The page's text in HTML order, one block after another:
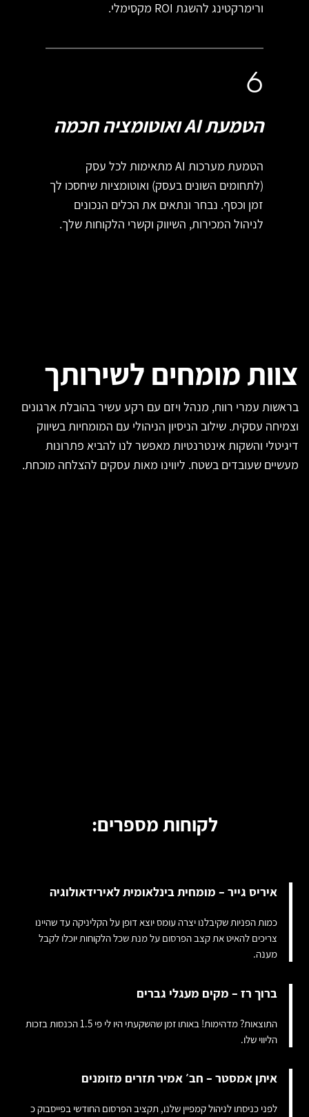
ורימרקטינג להשגת ROI מקסימלי.
6
הטמעת AI ואוטומציה חכמה
הטמעת מערכות AI מתאימות לכל עסק
(לתחומים השונים בעסק) ואוטומציות שיחסכו לך
זמן וכסף. נבחר ונתאים את הכלים הנכונים
לניהול המכירות, השיווק וקשרי הלקוחות שלך.
צוות מומחים לשירותך
בראשות עמרי רווח, מנהל ויזם עם רקע עשיר בהובלת ארגונים
וצמיחה עסקית. שילוב הניסיון הניהולי עם המומחיות בשיווק
דיגיטלי והשקות אינטרנטיות מאפשר לנו להביא פתרונות
מעשיים שעובדים בשטח. ליווינו מאות עסקים להצלחה מוכחת.
לקוחות מספרים:
איריס גייר – מומחית בינלאומית לאירידאולוגיה
כמות הפניות שקיבלנו יצרה עומס יוצא דופן על הקליניקה עד שהיינו
צריכים להאיט את קצב הפרסום על מנת שכל הלקוחות יוכלו לקבל
מענה.
ברוך רז – מקים מעגלי גברים
התוצאות? מדהימות! באותו זמן שהשקעתי היו לי פי 1.5 הכנסות בזכות
הליווי שלו.
איתן אמסטר – חב׳ אמיר תזרים מזומנים
לפני כניסתו לניהול קמפיין שלנו, תקציב הפרסום החודשי בפייסבוק כ